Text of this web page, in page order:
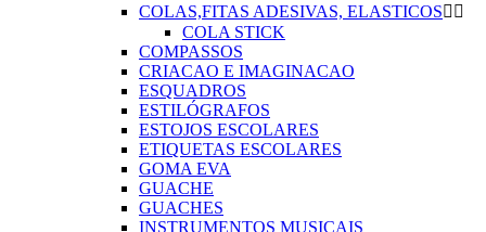
COLAS,FITAS ADESIVAS, ELASTICOS 
COLA STICK
COMPASSOS
CRIACAO E IMAGINACAO
ESQUADROS
ESTILÓGRAFOS
ESTOJOS ESCOLARES
ETIQUETAS ESCOLARES
GOMA EVA
GUACHE
GUACHES
INSTRUMENTOS MUSICAIS